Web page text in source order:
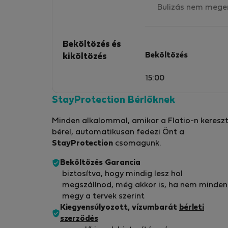
Bulizás nem
Beköltözés és
kiköltözés
Beköltözés
15:00
StayProtection Bérlőknek
Minden alkalommal, amikor a Flatio-n
bérel, automatikusan fedezi Önt a
StayProtection csomagunk.
Beköltözés Garancia
biztosítva, hogy mindig lesz hol
megszállnod, még akkor is, ha nem minden
megy a tervek szerint
Kiegyensúlyozott, vízumbarát bérleti
szerződés